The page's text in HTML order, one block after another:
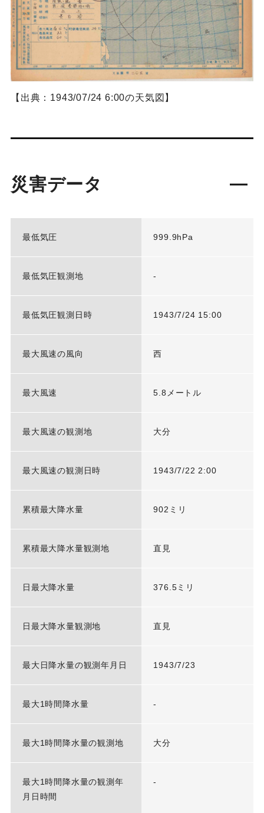
【出典：1943/07/24 6:00の天気図】
災害データ
最低気圧 999.9hPa
最低気圧観測地 -
最低気圧観測日時 1943/7/24 15:00
最大風速の風向 西
最大風速 5.8メートル
最大風速の観測地 大分
最大風速の観測日時 1943/7/22 2:00
累積最大降水量 902ミリ
累積最大降水量観測地 直見
日最大降水量 376.5ミリ
日最大降水量観測地 直見
最大日降水量の観測年月日 1943/7/23
最大1時間降水量 -
最大1時間降水量の観測地 大分
最大1時間降水量の観測年
月日時間
-